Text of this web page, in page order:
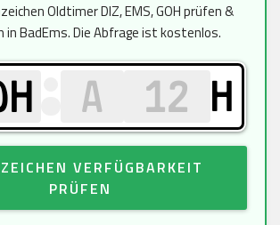
Oldtimer DIZ, EMS, GOH prüfen &
in BadEms. Die Abfrage ist kostenlos.
H
VERFÜGBARKEIT
PRÜFEN